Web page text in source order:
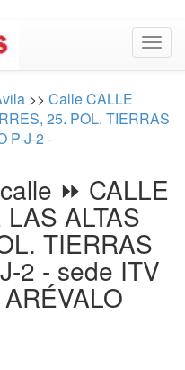
>> Calle CALLE
25. POL. TIERRAS
P-J-2 -
⏩ CALLE
ALTAS
TIERRAS
2 - sede ITV